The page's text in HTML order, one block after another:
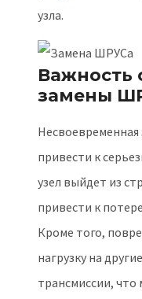
узла.
Важность
замены
привести к
узел выйдет из
привести к
Кроме того,
нагрузку на
трансмиссии,